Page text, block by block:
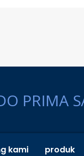
kami produk